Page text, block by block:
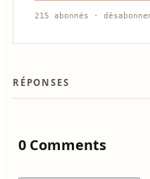
215 abonnés ·
RÉPONSES
0 Comments